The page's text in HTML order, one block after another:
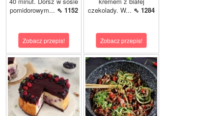
pomidorowym... ⇖ 1152
Zobacz przepis!
czekolady. W... ⇖ 1284
Zobacz przepis!